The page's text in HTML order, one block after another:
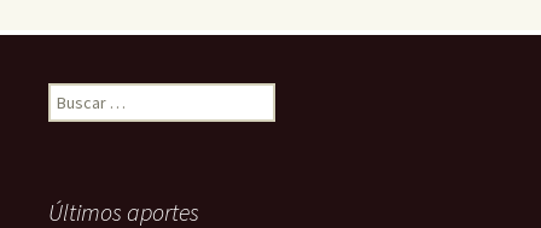
Buscar:
Últimos aportes